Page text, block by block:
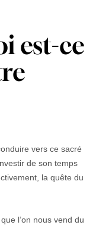
est-ce
vers ce sacré
de son temps
la quête du
l’on nous vend du